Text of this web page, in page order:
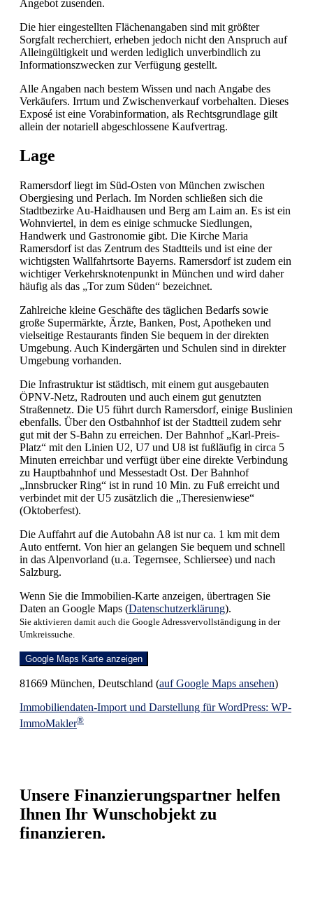
Angebot zusenden.
Die hier eingestellten Flächenangaben sind mit größter
Sorgfalt recherchiert, erheben jedoch nicht den Anspruch auf
Alleingültigkeit und werden lediglich unverbindlich zu
Informationszwecken zur Verfügung gestellt.
Alle Angaben nach bestem Wissen und nach Angabe des
Verkäufers. Irrtum und Zwischenverkauf vorbehalten. Dieses
Exposé ist eine Vorabinformation, als Rechtsgrundlage gilt
allein der notariell abgeschlossene Kaufvertrag.
Lage
Ramersdorf liegt im Süd-Osten von München zwischen
Obergiesing und Perlach. Im Norden schließen sich die
Stadtbezirke Au-Haidhausen und Berg am Laim an. Es ist ein
Wohnviertel, in dem es einige schmucke Siedlungen,
Handwerk und Gastronomie gibt. Die Kirche Maria
Ramersdorf ist das Zentrum des Stadtteils und ist eine der
wichtigsten Wallfahrtsorte Bayerns. Ramersdorf ist zudem ein
wichtiger Verkehrsknotenpunkt in München und wird daher
häufig als das „Tor zum Süden“ bezeichnet.
Zahlreiche kleine Geschäfte des täglichen Bedarfs sowie
große Supermärkte, Ärzte, Banken, Post, Apotheken und
vielseitige Restaurants finden Sie bequem in der direkten
Umgebung. Auch Kindergärten und Schulen sind in direkter
Umgebung vorhanden.
Die Infrastruktur ist städtisch, mit einem gut ausgebauten
ÖPNV-Netz, Radrouten und auch einem gut genutzten
Straßennetz. Die U5 führt durch Ramersdorf, einige Buslinien
ebenfalls. Über den Ostbahnhof ist der Stadtteil zudem sehr
gut mit der S-Bahn zu erreichen. Der Bahnhof „Karl-Preis-
Platz“ mit den Linien U2, U7 und U8 ist fußläufig in circa 5
Minuten erreichbar und verfügt über eine direkte Verbindung
zu Hauptbahnhof und Messestadt Ost. Der Bahnhof
„Innsbrucker Ring“ ist in rund 10 Min. zu Fuß erreicht und
verbindet mit der U5 zusätzlich die „Theresienwiese“
(Oktoberfest).
Die Auffahrt auf die Autobahn A8 ist nur ca. 1 km mit dem
Auto entfernt. Von hier an gelangen Sie bequem und schnell
in das Alpenvorland (u.a. Tegernsee, Schliersee) und nach
Salzburg.
Wenn Sie die Immobilien-Karte anzeigen, übertragen Sie
Daten an Google Maps (Datenschutzerklärung).
Sie aktivieren damit auch die Google Adressvervollständigung in der
Umkreissuche.
Google Maps Karte anzeigen
81669 München, Deutschland (auf Google Maps ansehen)
Immobiliendaten-Import und Darstellung für WordPress: WP-
ImmoMakler®
Unsere Finanzierungspartner helfen
Ihnen Ihr Wunschobjekt zu
finanzieren.